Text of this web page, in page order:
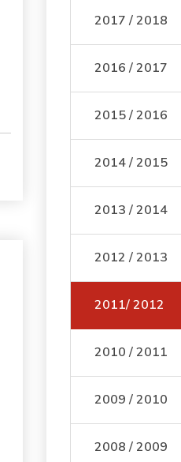
2017 / 2018
2016 / 2017
2015 / 2016
2014 / 2015
2013 / 2014
2012 / 2013
2011/ 2012
2010 / 2011
2009 / 2010
2008 / 2009